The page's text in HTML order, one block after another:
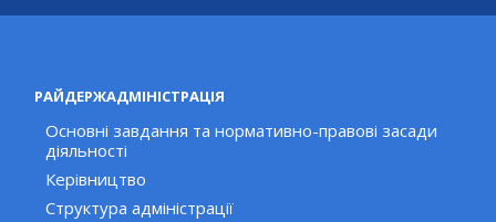
РАЙДЕРЖАДМІНІСТРАЦІЯ
Основні завдання та нормативно-правові засади
діяльності
Керівництво
Структура адміністрації